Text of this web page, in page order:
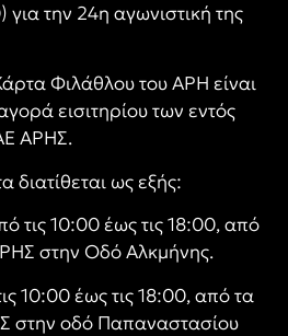
την 24η αγωνιστική της
Φιλάθλου του ΑΡΗ είναι
εισιτηρίου των εντός
ΑΡΗΣ.
διατίθεται ως εξής:
τις 10:00 έως τις 18:00, από
στην Οδό Αλκμήνης.
10:00 έως τις 18:00, από τα
στην οδό Παπαναστασίου